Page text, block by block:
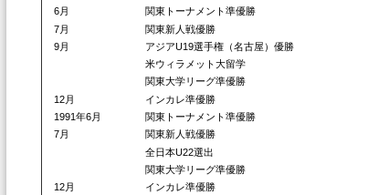
6月
関東トーナメント準優勝
7月
関東新人戦優勝
9月
アジアU19選手権（名古屋）優勝
米ウィラメット大留学
関東大学リーグ準優勝
12月
インカレ準優勝
1991年6月
関東トーナメント準優勝
7月
関東新人戦優勝
全日本U22選出
関東大学リーグ準優勝
12月
インカレ準優勝